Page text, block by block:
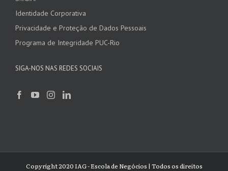
Identidade Corporativa
Privacidade e Proteção de Dados Pessoais
Programa de Integridade PUC-Rio
SIGA-NOS NAS REDES SOCIAIS
Copyright 2020 IAG - Escola de Negócios | Todos os direitos